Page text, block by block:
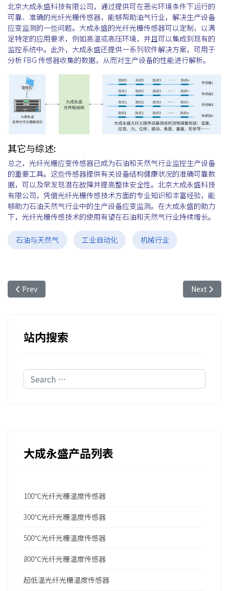
北京大成永盛科技有限公司，通过提供可在恶劣环境条件下运行的
可靠、准确的光纤光栅传感器，能够帮助油气行业，解决生产设备
应变监测的一些问题。大成永盛的光纤光栅传感器可以定制，以满
足特定的应用要求，例如高温或高压环境，并且可以集成到现有的
监控系统中。此外，大成永盛还提供一系列软件解决方案，可用于
分析 FBG 传感器收集的数据，从而对生产设备的性能进行解析。
其它与综述:
总之，光纤光栅应变传感器已成为石油和天然气行业监控生产设备
的重要工具。这些传感器提供有关设备结构健康状况的准确可靠数
据，可以及早发现潜在故障并提高整体安全性。北京大成永盛科技
有限公司，凭借光纤光栅传感技术方面的专业知识和丰富经验，能
够助力石油天然气行业中的生产设备应变监测。在大成永盛的助力
下，光纤光栅传感技术的使用有望在石油和天然气行业持续增长。
石油与天然气 工业自动化 机械行业
Previous article: 光纤光栅传感技术在石油天然气储罐监测方面的
Prev Next
Next
站内搜索
Search
大成永盛产品列表
100℃光纤光栅温度传感器
300℃光纤光栅温度传感器
500℃光纤光栅温度传感器
800℃光纤光栅温度传感器
超低温光纤光栅温度传感器